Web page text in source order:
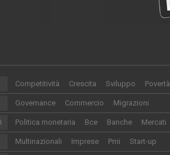
Competitività Crescita Sviluppo Povertà
Governance Commercio Migrazioni
Politica monetaria Bce Banche Mercati
Multinazionali Imprese Pmi Start-up